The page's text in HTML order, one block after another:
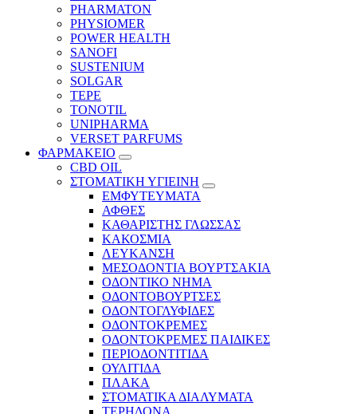
PHARMATON
PHYSIOMER
POWER HEALTH
SANOFI
SUSTENIUM
SOLGAR
TEPE
TONOTIL
UNIPHARMA
VERSET PARFUMS
ΦΑΡΜΑΚΕΙΟ
CBD OIL
ΣΤΟΜΑΤΙΚΗ ΥΓΙΕΙΝΗ
ΕΜΦΥΤΕΥΜΑΤΑ
ΑΦΘΕΣ
ΚΑΘΑΡΙΣΤΗΣ ΓΛΩΣΣΑΣ
ΚΑΚΟΣΜΙΑ
ΛΕΥΚΑΝΣΗ
ΜΕΣΟΔΟΝΤΙΑ ΒΟΥΡΤΣΑΚΙΑ
ΟΔΟΝΤΙΚΟ ΝΗΜΑ
ΟΔΟΝΤΟΒΟΥΡΤΣΕΣ
ΟΔΟΝΤΟΓΛΥΦΙΔΕΣ
ΟΔΟΝΤΟΚΡΕΜΕΣ
ΟΔΟΝΤΟΚΡΕΜΕΣ ΠΑΙΔΙΚΕΣ
ΠΕΡΙΟΔΟΝΤΙΤΙΔΑ
ΟΥΛΙΤΙΔΑ
ΠΛΑΚΑ
ΣΤΟΜΑΤΙΚΑ ΔΙΑΛΥΜΑΤΑ
ΤΕΡΗΔΟΝΑ